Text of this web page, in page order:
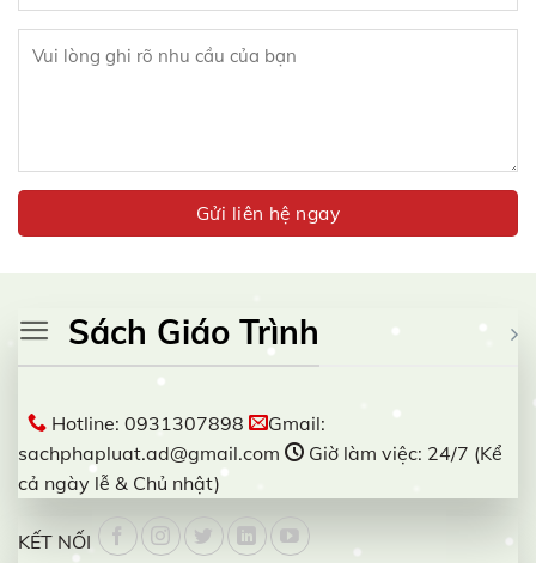
Sách Giáo Trình
Hotline: 0931307898
Gmail:
sachphapluat.ad@gmail.com
Giờ làm việc: 24/7 (Kể
cả ngày lễ & Chủ nhật)
KẾT NỐI